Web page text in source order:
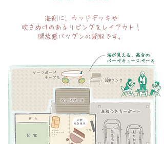
海側に、ウッドデッキや
吹きぬけのあるリビングをレイアウト！
​開放感バツグンの間取です。